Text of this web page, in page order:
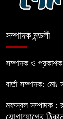
৯
সম্পাদক মন্ডলী
সম্পাদক ও
বার্তা সম্পাদক: মোঃ
মফস্বল সম্পাদক :
যোগাযোগের